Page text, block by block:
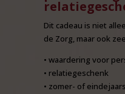
Dit cadeau is niet
de Zorg, maar ook
• waardering voor
• relatiegeschenk
• zomer- of